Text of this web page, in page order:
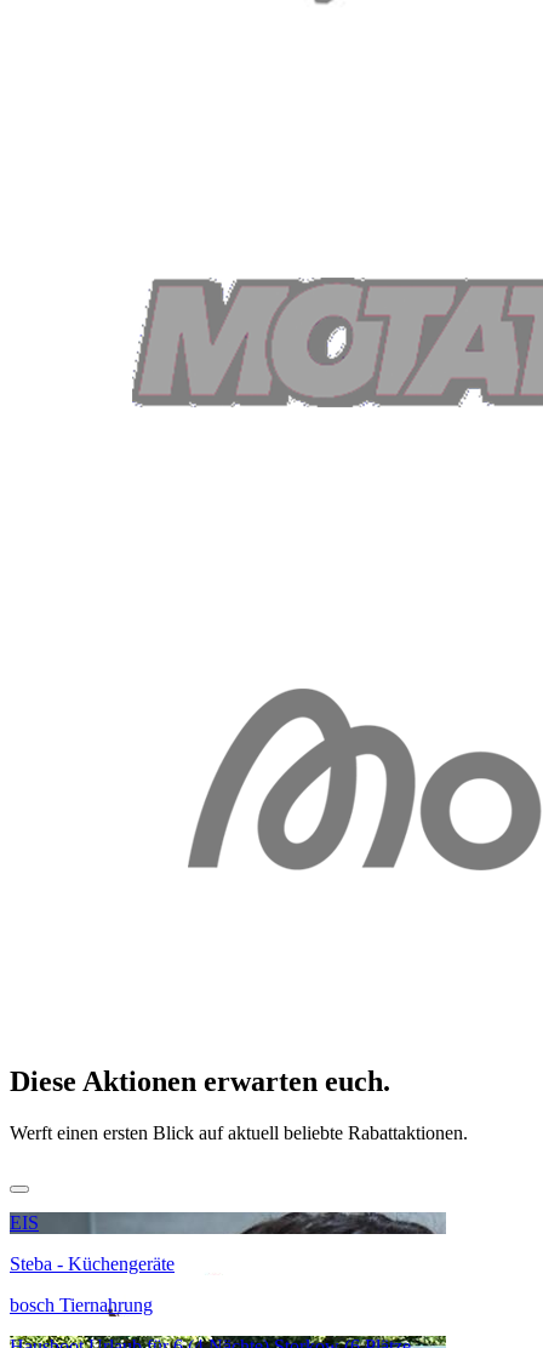
Diese Aktionen erwarten euch.
Werft einen ersten Blick auf aktuell beliebte Rabattaktionen.
EIS
Steba - Küchengeräte
bosch Tiernahrung